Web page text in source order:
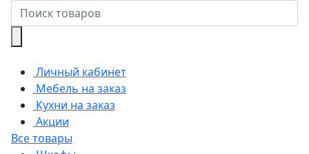
Личный кабинет
Мебель на заказ
Кухни на заказ
Акции
Все товары